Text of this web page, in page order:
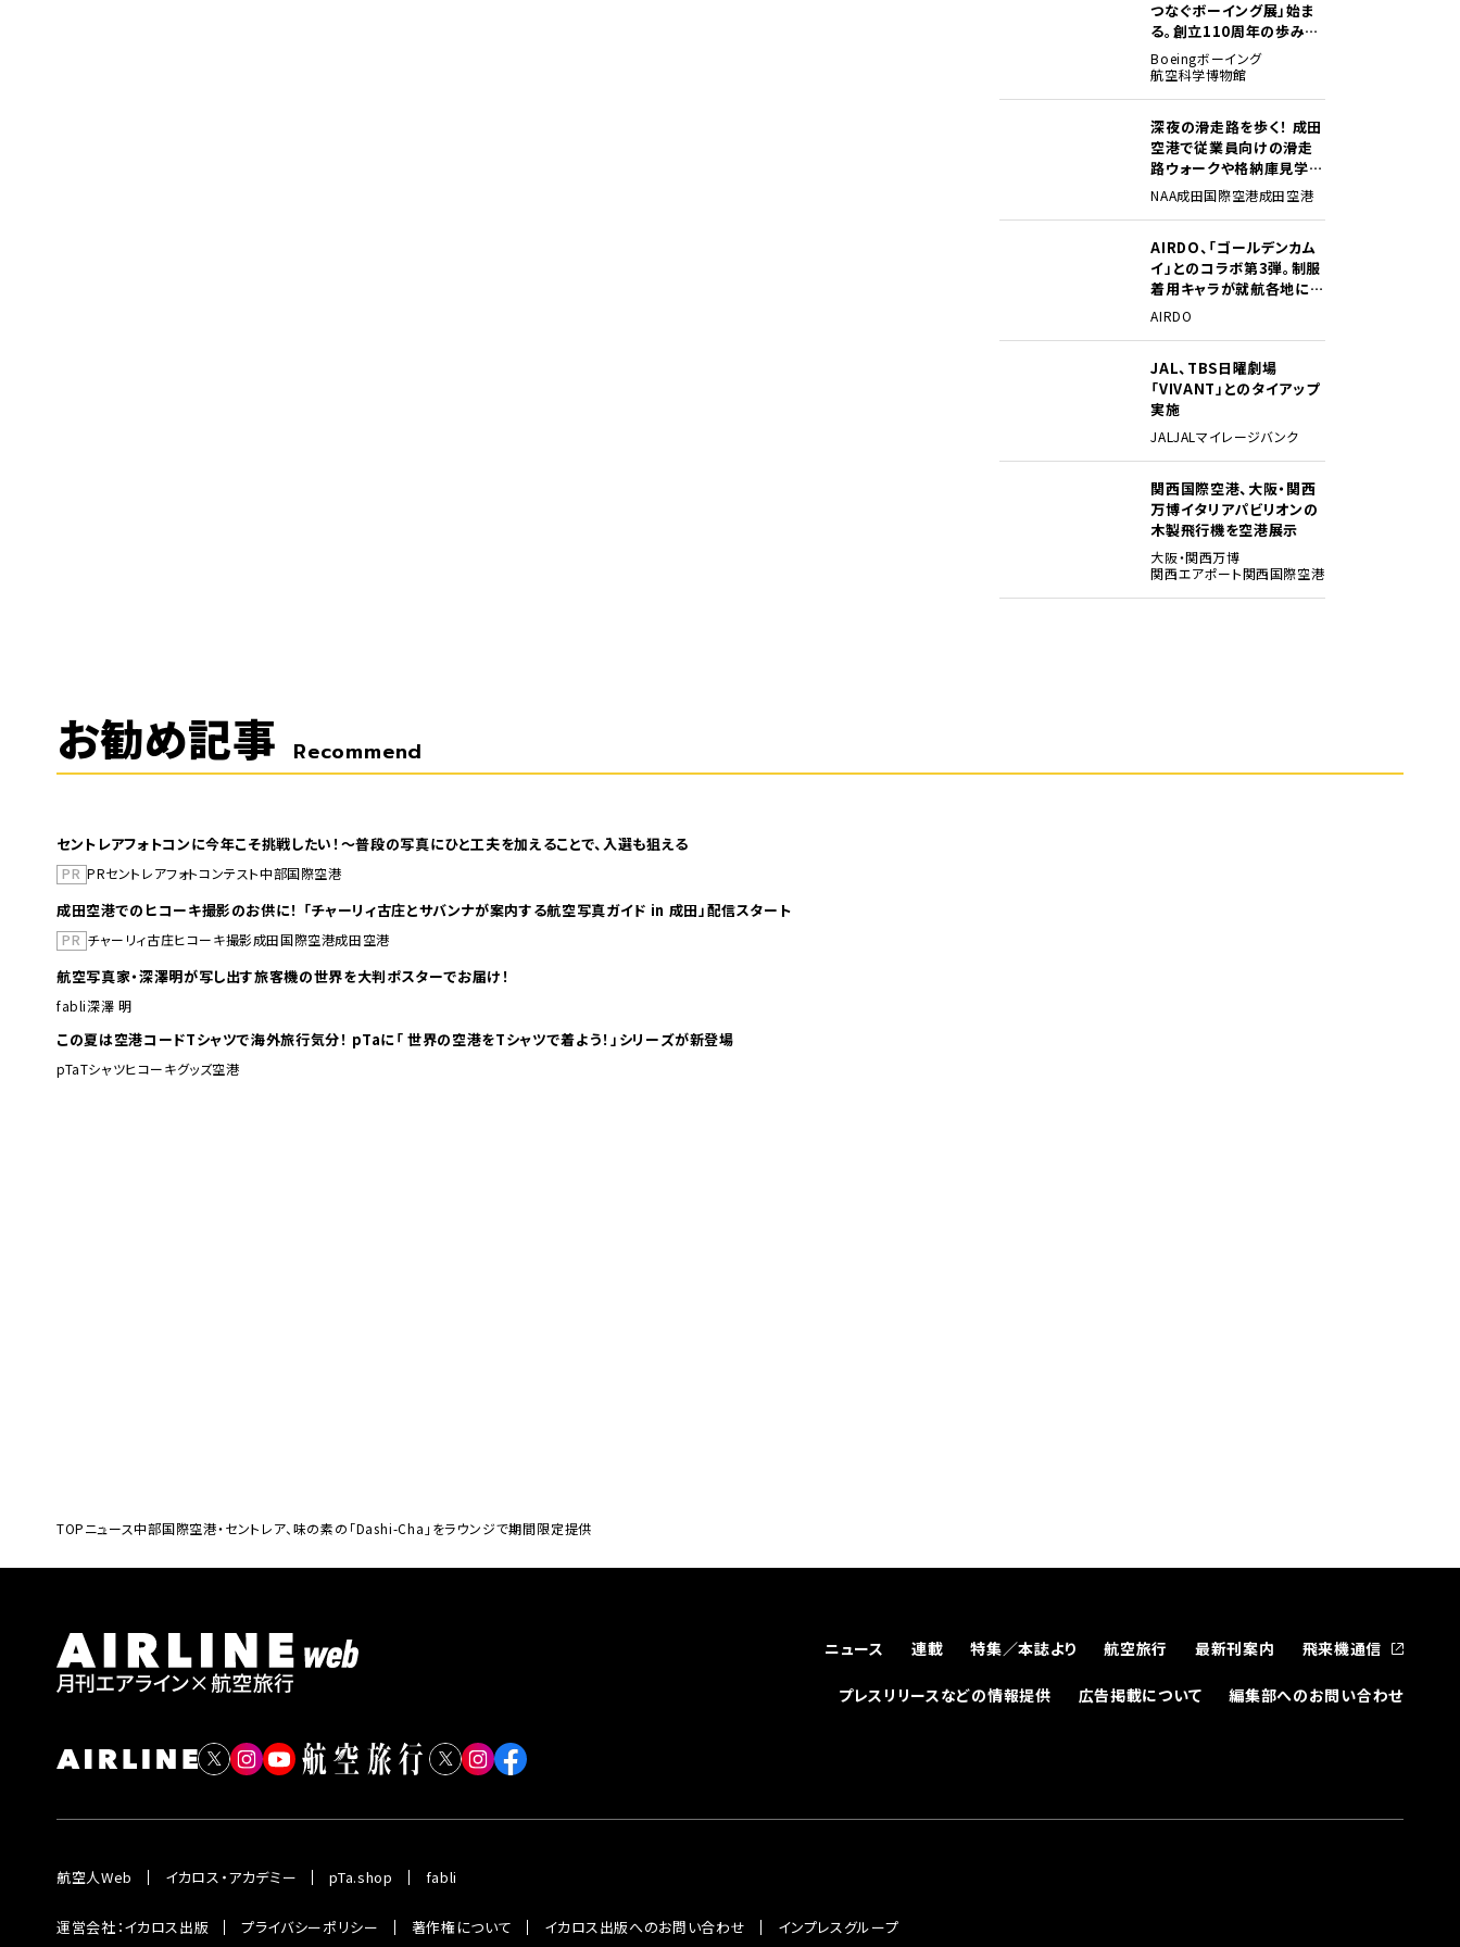
つなぐボーイング展」始ま
る。創立110周年の歩みを
貴重な資料でたどる
Boeingボーイング
航空科学博物館
深夜の滑走路を歩く！ 成田
空港で従業員向けの滑走
路ウォークや格納庫見学イ
ベントを初開催
NAA成田国際空港成田空港
AIRDO、「ゴールデンカム
イ」とのコラボ第3弾。制服
着用キャラが就航各地に登
場
AIRDO
JAL、TBS日曜劇場
「VIVANT」とのタイアップ
実施
JALJALマイレージバンク
関西国際空港、大阪・関西
万博イタリアパビリオンの
木製飛行機を空港展示
大阪・関西万博
関西エアポート関西国際空港
お勧め記事 Recommend
セントレアフォトコンに今年こそ挑戦したい！～普段の写真にひと工夫を加えることで、入選も狙える
PR PRセントレアフォトコンテスト中部国際空港
成田空港でのヒコーキ撮影のお供に！ 「チャーリィ古庄とサバンナが案内する航空写真ガイド in 成田」配信スタート
PR チャーリィ古庄ヒコーキ撮影成田国際空港成田空港
航空写真家・深澤明が写し出す旅客機の世界を大判ポスターでお届け！
fabli深澤 明
この夏は空港コードTシャツで海外旅行気分！ pTaに「 世界の空港をTシャツで着よう！」シリーズが新登場
pTaTシャツヒコーキグッズ空港
TOPニュース中部国際空港・セントレア、味の素の「Dashi-Cha」をラウンジで期間限定提供
ニュース 連載 特集／本誌より 航空旅行 最新刊案内 飛来機通信
プレスリリースなどの情報提供 広告掲載について 編集部へのお問い合わせ
航空人Web イカロス・アカデミー pTa.shop fabli
運営会社：イカロス出版 プライバシーポリシー 著作権について イカロス出版へのお問い合わせ インプレスグループ